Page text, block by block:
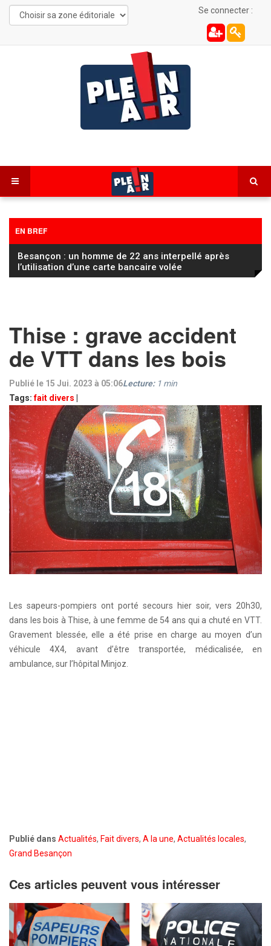
Se connecter :
EN BREF
Besançon : un homme de 22 ans interpellé après
l’utilisation d’une carte bancaire volée
Thise : grave accident
de VTT dans les bois
Publié le 15 Jui. 2023 à 05:06
Tags: fait divers
Lecture: 1 min
Les sapeurs-pompiers ont porté secours hier soir, vers 20h30,
dans les bois à Thise, à une femme de 54 ans qui a chuté en VTT.
Gravement blessée, elle a été prise en charge au moyen d’un
véhicule 4X4, avant d’être transportée, médicalisée, en
ambulance, sur l’hôpital Minjoz.
Publié dans Actualités, Fait divers, A la une, Actualités locales,
Grand Besançon
Ces articles peuvent vous intéresser